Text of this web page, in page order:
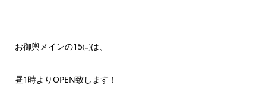
お御輿メインの15㈰は、
昼1時よりOPEN致します！